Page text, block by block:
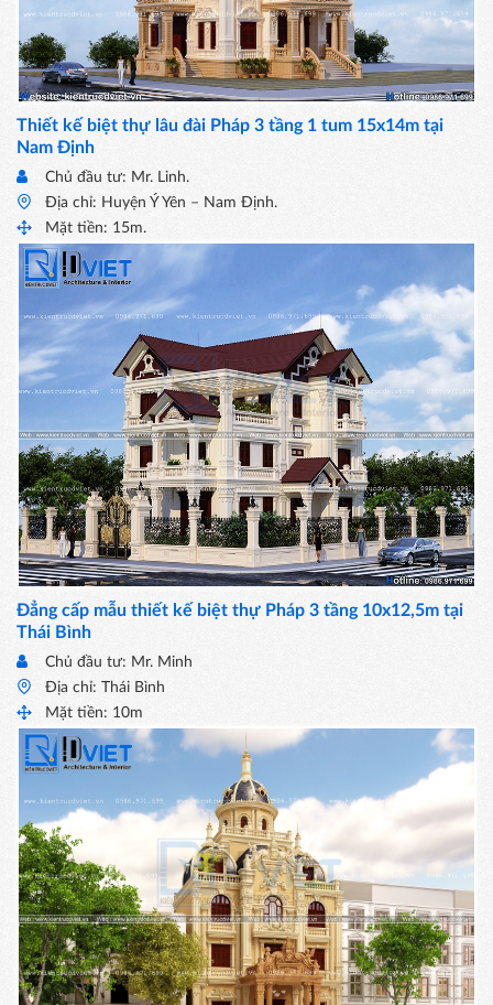
Thiết kế biệt thự lâu đài Pháp 3 tầng 1 tum 15x14m tại
Nam Định
Chủ đầu tư: Mr. Linh.
Địa chỉ: Huyện Ý Yên – Nam Định.
Mặt tiền: 15m.
Đẳng cấp mẫu thiết kế biệt thự Pháp 3 tầng 10x12,5m tại
Thái Bình
Chủ đầu tư: Mr. Minh
Địa chỉ: Thái Bình
Mặt tiền: 10m